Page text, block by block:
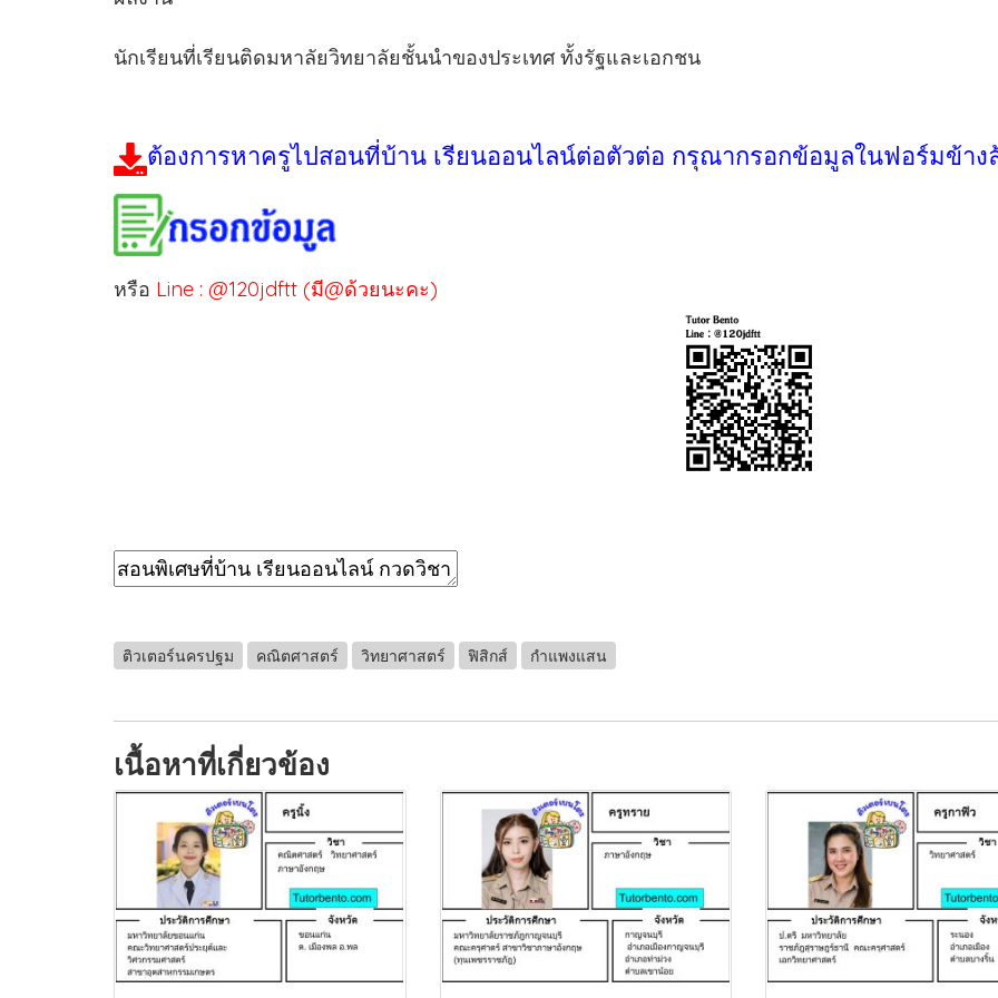
นักเรียนที่เรียนติดมหาลัยวิทยาลัยชั้นนำของประเทศ ทั้งรัฐและเอกชน
ต้องการหาครูไปสอนที่บ้าน เรียนออนไลน์ต่อตัวต่อ กรุณากรอกข้อมูลในฟอร์มข้าง
หรือ Line : @120jdftt (มี@ด้วยนะคะ)
ติวเตอร์นครปฐม คณิตศาสตร์ วิทยาศาสตร์ ฟิสิกส์ กำแพงแสน
เนื้อหาที่เกี่ยวข้อง